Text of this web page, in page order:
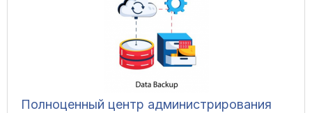
Полноценный центр администрирования